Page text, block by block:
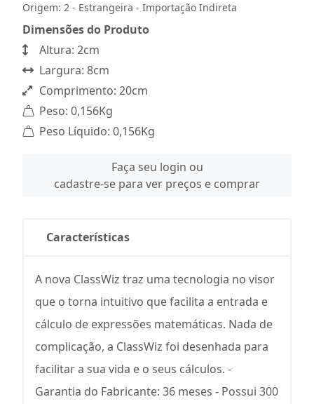
Origem: 2 - Estrangeira - Importação Indireta
Dimensões do Produto
Altura: 2cm
Largura: 8cm
Comprimento: 20cm
Peso: 0,156Kg
Peso Líquido: 0,156Kg
Faça seu login ou
cadastre-se para ver preços e comprar
Características
A nova ClassWiz traz uma tecnologia no visor
que o torna intuitivo que facilita a entrada e
cálculo de expressões matemáticas. Nada de
complicação, a ClassWiz foi desenhada para
facilitar a sua vida e o seus cálculos. -
Garantia do Fabricante: 36 meses - Possui 300